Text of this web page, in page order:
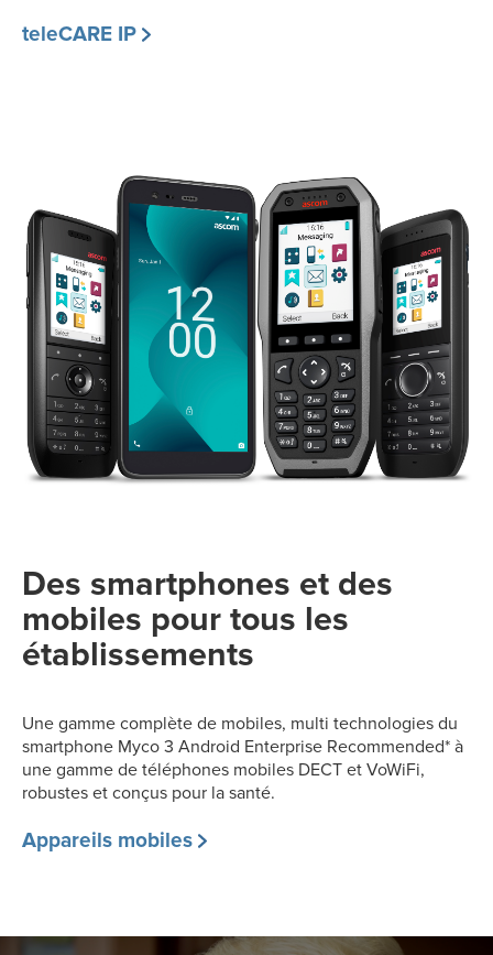
teleCARE IP
Des smartphones et des
mobiles pour tous les
établissements
Une gamme complète de mobiles, multi technologies du
smartphone Myco 3 Android Enterprise Recommended* à
une gamme de téléphones mobiles DECT et VoWiFi,
robustes et conçus pour la santé.
Appareils mobiles